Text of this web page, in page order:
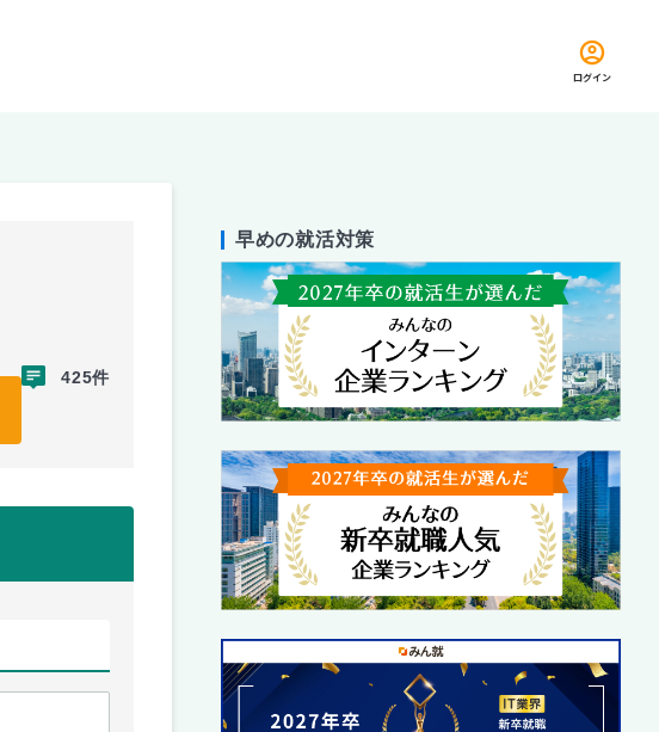
ログイン
425件
早めの就活対策